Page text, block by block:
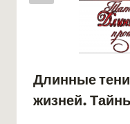
Длинные
жизней.